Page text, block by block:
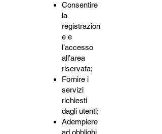
Consentire
la
registrazion
e e
l’accesso
all’area
riservata;
Fornire i
servizi
richiesti
dagli utenti;
Adempiere
ad obblighi